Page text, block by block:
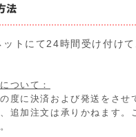
ットにて24時間受け付けて
ついて：
度に決済および発送をさせ
追加注文は承りかねます。